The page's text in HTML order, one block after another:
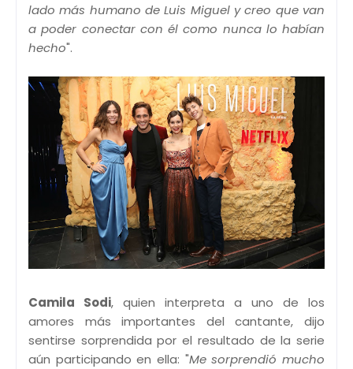
lado más humano de Luis Miguel y creo que van
a poder conectar con él como nunca lo habían
hecho".
Camila Sodi, quien interpreta a uno de los
amores más importantes del cantante, dijo
sentirse sorprendida por el resultado de la serie
aún participando en ella: "Me sorprendió mucho